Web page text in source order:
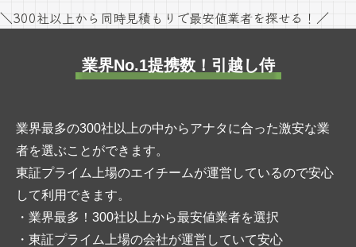
＼300社以上から同時見積もりで最安値業者を探せる！／
業界No.1提携数！引越し侍
業界最多の300社以上の中からアナタに合った激安な業
者を選ぶことができます。
東証プライム上場のエイチームが運営しているので安心
して利用できます。
・業界最多！300社以上から最安値業者を選択
・東証プライム上場の会社が運営していて安心